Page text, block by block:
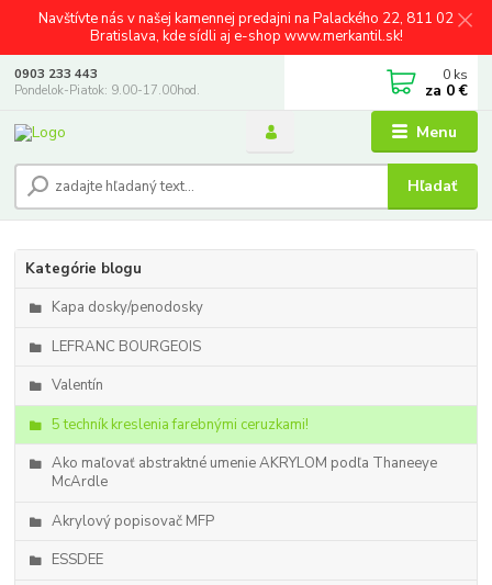
Navštívte nás v našej kamennej predajni na Palackého 22, 811 02
Bratislava, kde sídli aj e-shop www.merkantil.sk!
Menu
Hľadať
0903 233 443
Pondelok-Piatok: 9.00-17.00hod.
0 ks
za 0 €
Kategórie blogu
Kapa dosky/penodosky
LEFRANC BOURGEOIS
Valentín
5 techník kreslenia farebnými ceruzkami!
Ako maľovať abstraktné umenie AKRYLOM podľa Thaneeye
McArdle
Akrylový popisovač MFP
ESSDEE